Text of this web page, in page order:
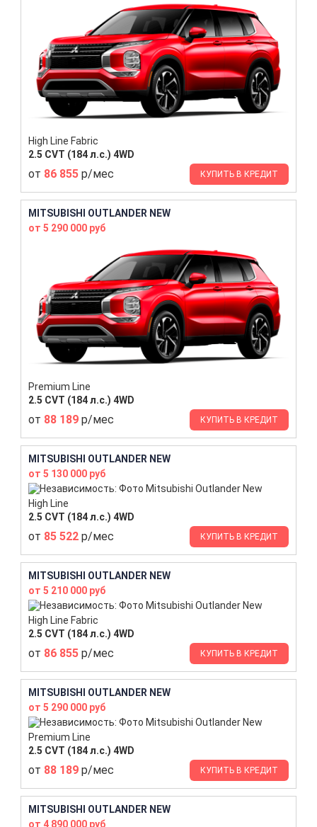
High Line Fabric
2.5 CVT (184 л.с.) 4WD
от 86 855 р/мес КУПИТЬ В КРЕДИТ
MITSUBISHI OUTLANDER NEW
от 5 290 000 руб
Premium Line
2.5 CVT (184 л.с.) 4WD
от 88 189 р/мес КУПИТЬ В КРЕДИТ
MITSUBISHI OUTLANDER NEW
от 5 130 000 руб
High Line
2.5 CVT (184 л.с.) 4WD
от 85 522 р/мес КУПИТЬ В КРЕДИТ
MITSUBISHI OUTLANDER NEW
от 5 210 000 руб
High Line Fabric
2.5 CVT (184 л.с.) 4WD
от 86 855 р/мес КУПИТЬ В КРЕДИТ
MITSUBISHI OUTLANDER NEW
от 5 290 000 руб
Premium Line
2.5 CVT (184 л.с.) 4WD
от 88 189 р/мес КУПИТЬ В КРЕДИТ
MITSUBISHI OUTLANDER NEW
от 4 890 000 руб